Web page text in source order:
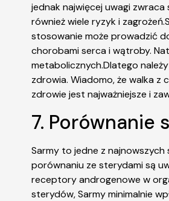
jednak najwięcej uwagi
również wiele ryzyk i
stosowanie może prowadzić
chorobami serca i wątroby.
metabolicznych.Dlatego
zdrowia. Wiadomo, że walka z
zdrowie jest najważniejsze i
7. Porównanie
Sarmy to jedne z
porównaniu ze sterydami są
receptory androgenowe w
sterydów, Sarmy minimalnie